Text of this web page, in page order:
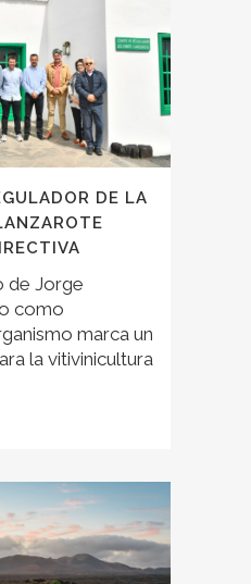
DE LA
de Jorge
como
marca un
la vitivinicultura